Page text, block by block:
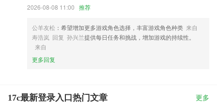
2026-08-08 11:00 推荐
公羊友松 ：希望增加更多游戏角色选择，丰富游戏角色种类 来自
寿浩岚 回复 孙兴兰提供每日任务和挑战，增加游戏的持续性。
来自
更多回复
17c最新登录入口热门文章 更多